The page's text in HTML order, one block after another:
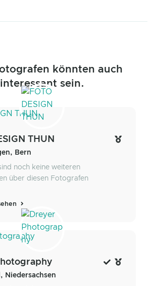
könnten auch
interessant sein.
THUN
Bern
noch keine weiteren
über diesen Fotografen
Niedersachsen